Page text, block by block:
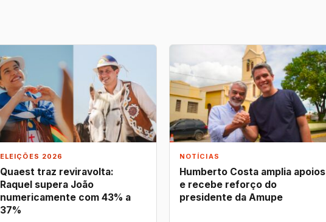
ELEIÇÕES 2026
Quaest traz reviravolta:
Raquel supera João
numericamente com 43% a
37%
NOTÍCIAS
Humberto Costa amplia apoios
e recebe reforço do
presidente da Amupe